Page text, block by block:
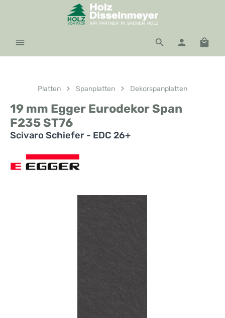
Zum Hauptinhalt springen
Platten Spanplatten Dekorspanplatten
19 mm Egger Eurodekor Span
F235 ST76
Scivaro Schiefer - EDC 26+